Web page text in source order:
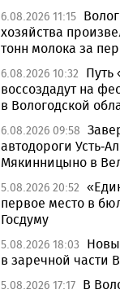
6.08.2026 11:15
хозяйства
тонн молока за
6.08.2026 10:32
Путь
воссоздадут на
в Вологодской
6.08.2026 09:58
автодороги Усть-
Мякинницыно в
5.08.2026 20:52
первое место в
Госдуму
5.08.2026 18:03
в заречной части
5.08.2026 17:17 В